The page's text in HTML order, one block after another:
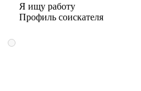
Я ищу работу
Профиль соискателя